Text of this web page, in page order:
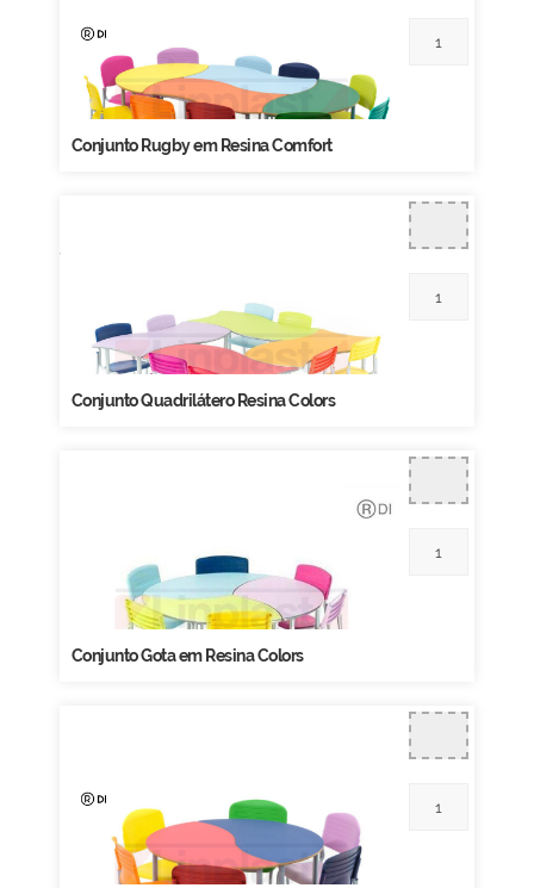
Conjunto Rugby em Resina Comfort
Conjunto Quadrilátero Resina Colors
Conjunto Gota em Resina Colors